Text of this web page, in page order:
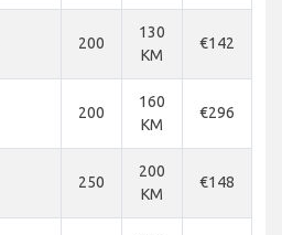
200
130
KM
€142
200
160
KM
€296
250
200
KM
€148